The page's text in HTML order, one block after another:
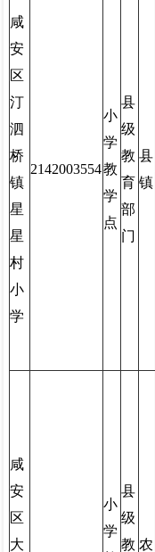
咸
安
区
汀
泗
桥
镇
星
星
村
小
学
2142003554
小
学
教
学
点
县
级
教
育
部
门
县
镇
咸
安
区
大
小
学
县
级
教 农